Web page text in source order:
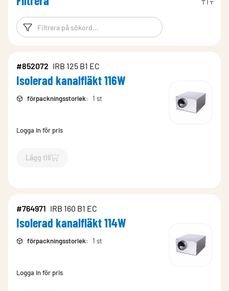
Filtreringsord Filtrera
#852072 IRB 125 B1 EC
Isolerad kanalfläkt 116W
förpackningsstorlek: 1 st
Logga in för pris
Lägg till
`$Lägg till
#764971 IRB 160 B1 EC
Isolerad kanalfläkt 114W
förpackningsstorlek: 1 st
Logga in för pris